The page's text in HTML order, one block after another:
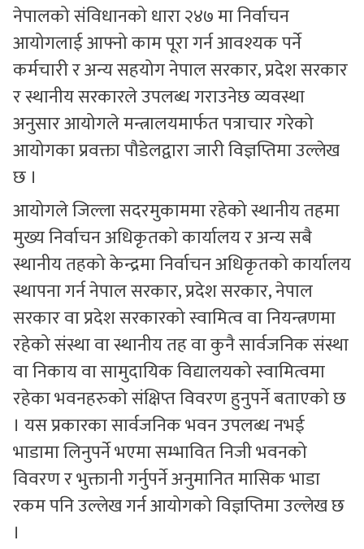
नेपालको संविधानको धारा २४७ मा निर्वाचन
आयोगलाई आफ्नो काम पूरा गर्न आवश्यक पर्ने
कर्मचारी र अन्य सहयोग नेपाल सरकार, प्रदेश सरकार
र स्थानीय सरकारले उपलब्ध गराउनेछ व्यवस्था
अनुसार आयोगले मन्त्रालयमार्फत पत्राचार गरेको
आयोगका प्रवक्ता पौडेलद्वारा जारी विज्ञप्तिमा उल्लेख
छ ।
आयोगले जिल्ला सदरमुकाममा रहेको स्थानीय तहमा
मुख्य निर्वाचन अधिकृतको कार्यालय र अन्य सबै
स्थानीय तहको केन्द्रमा निर्वाचन अधिकृतको कार्यालय
स्थापना गर्न नेपाल सरकार, प्रदेश सरकार, नेपाल
सरकार वा प्रदेश सरकारको स्वामित्व वा नियन्त्रणमा
रहेको संस्था वा स्थानीय तह वा कुनै सार्वजनिक संस्था
वा निकाय वा सामुदायिक विद्यालयको स्वामित्वमा
रहेका भवनहरुको संक्षिप्त विवरण हुनुपर्ने बताएको छ
। यस प्रकारका सार्वजनिक भवन उपलब्ध नभई
भाडामा लिनुपर्ने भएमा सम्भावित निजी भवनको
विवरण र भुक्तानी गर्नुपर्ने अनुमानित मासिक भाडा
रकम पनि उल्लेख गर्न आयोगको विज्ञप्तिमा उल्लेख छ
।